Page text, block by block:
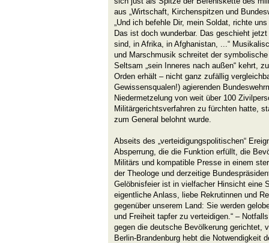
aus „Wirtschaft, Kirchenspitzen und
„Und ich befehle Dir, mein Soldat, richte
Das ist doch wunderbar. Das geschieht
sind, in Afrika, in Afghanistan, ...“
und Marschmusik schreitet der symbolische
Seltsam „sein Inneres nach außen“ kehrt,
Orden erhält – nicht ganz zufällig
Gewissensqualen!) agierenden
Niedermetzelung von weit über 100
Militärgerichtsverfahren zu fürchten hatte,
zum General belohnt wurde.
Abseits des „verteidigungspolitischen“
Absperrung, die die Funktion erfüllt, die
Militärs und kompatible Presse in einem
der Theologe und derzeitige
Gelöbnisfeier ist in vielfacher Hinsicht eine
eigentliche Anlass, liebe Rekrutinnen und
gegenüber unserem Land: Sie werden
und Freiheit tapfer zu verteidigen.“ –
gegen die deutsche Bevölkerung gerichtet,
Berlin-Brandenburg hebt die Notwendigkeit